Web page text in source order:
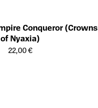
Conqueror (Crowns
of Nyaxia)
des Produkts
22,00 €